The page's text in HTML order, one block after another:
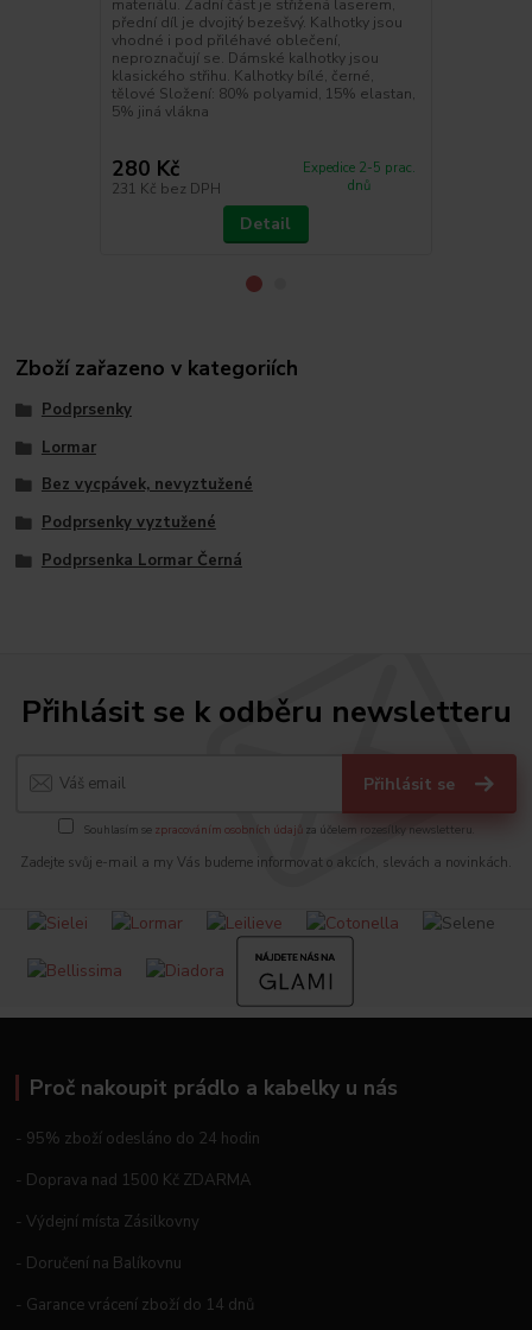
materiálu. Zadní část je střižená laserem,
přední díl je dvojitý bezešvý. Kalhotky jsou
vhodné i pod přiléhavé oblečení,
neproznačují se. Dámské kalhotky jsou
klasického střihu. Kalhotky bílé, černé,
tělové Složení: 80% polyamid, 15% elastan,
5% jiná vlákna
280 Kč
231 Kč bez DPH
Expedice 2-5 prac.
dnů
Detail
Zboží zařazeno v kategoriích
Podprsenky
Lormar
Bez vycpávek, nevyztužené
Podprsenky vyztužené
Podprsenka Lormar Černá
Přihlásit se k odběru newsletteru
Přihlásit se
Souhlasím se zpracováním osobních údajů za účelem rozesílky newsletteru.
Zadejte svůj e-mail a my Vás budeme informovat o akcích, slevách a novinkách.
Proč nakoupit prádlo a kabelky u nás
- 95% zboží odesláno do 24 hodin
- Doprava nad 1500 Kč ZDARMA
- Výdejní místa Zásilkovny
- Doručení na Balíkovnu
- Garance vrácení zboží do 14 dnů